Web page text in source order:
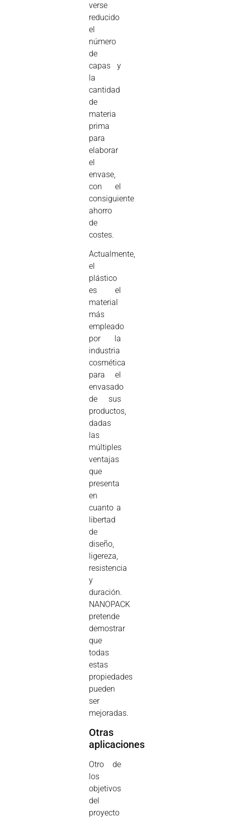
verse
reducido
el
número
de
capas y
la
cantidad
de
materia
prima
para
elaborar
el
envase,
con el
consiguiente
ahorro
de
costes.
Actualmente,
el
plástico
es el
material
más
empleado
por la
industria
cosmética
para el
envasado
de sus
productos,
dadas
las
múltiples
ventajas
que
presenta
en
cuanto a
libertad
de
diseño,
ligereza,
resistencia
y
duración.
NANOPACK
pretende
demostrar
que
todas
estas
propiedades
pueden
ser
mejoradas.
Otras
aplicaciones
Otro de
los
objetivos
del
proyecto